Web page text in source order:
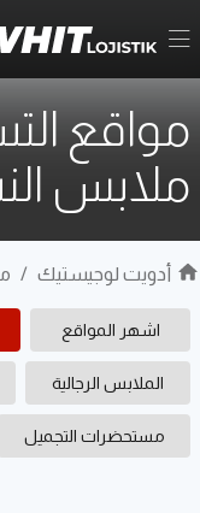
مواقع
ملابس
أدويت لوجيستيك /
اشهر المواقع
الملابس الرجالية
مستحضرات التجميل